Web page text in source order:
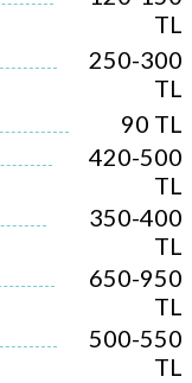
TL
250-300
TL
90 TL
420-500
TL
350-400
TL
650-950
TL
500-550
TL